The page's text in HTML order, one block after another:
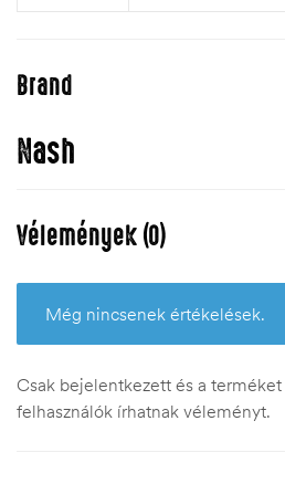
Brand
Nash
Vélemények (0)
Még nincsenek értékelések.
Csak bejelentkezett és a
felhasználók írhatnak véleményt.